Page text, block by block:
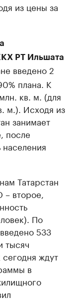
из цены за
РТ Ильшата
введено 2
плана. К
кв. м. (для
м.). Исходя из
занимает
после
Татарстан
– второе,
По
533
тысяч
ждут
в